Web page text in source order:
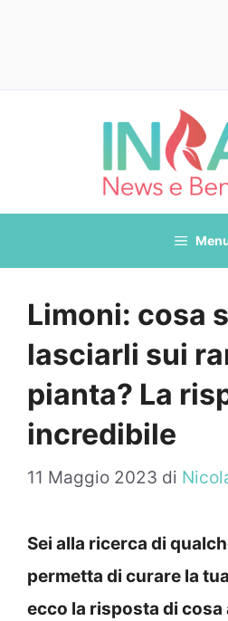
Limoni: cosa
lasciarli sui
pianta? La
incredibile
11 Maggio 2023 di
Sei alla ricerca di
permetta di curare la
ecco la risposta di cosa